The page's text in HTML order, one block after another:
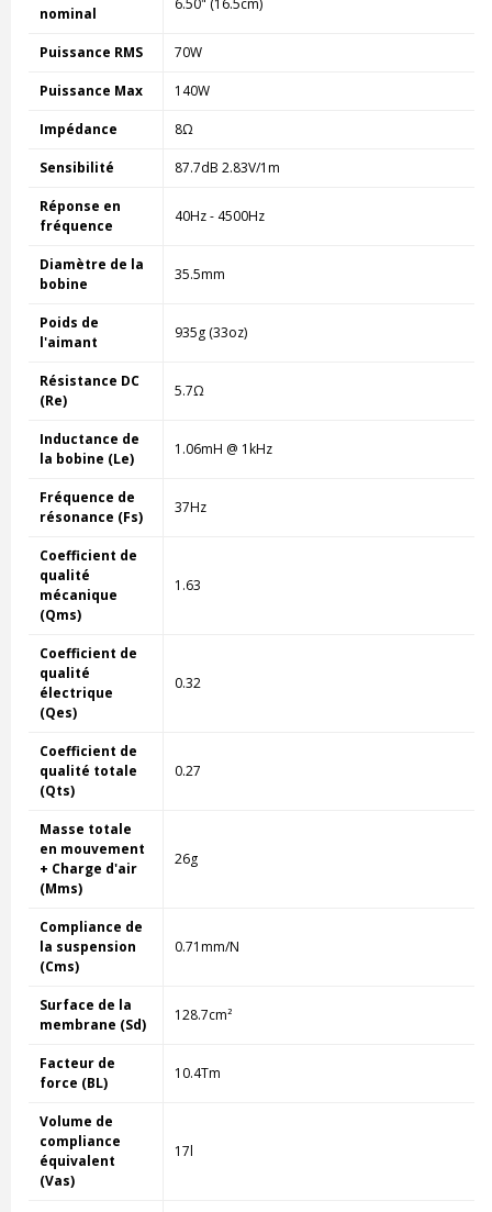
nominal
Puissance RMS 70W
Puissance Max 140W
Impédance 8Ω
Sensibilité 87.7dB 2.83V/1m
Réponse en
fréquence
40Hz - 4500Hz
Diamètre de la
bobine
35.5mm
Poids de
l'aimant
935g (33oz)
Résistance DC
(Re)
5.7Ω
Inductance de
la bobine (Le)
1.06mH @ 1kHz
Fréquence de
résonance (Fs)
37Hz
Coefficient de
qualité
mécanique
(Qms)
1.63
Coefficient de
qualité
électrique
(Qes)
0.32
Coefficient de
qualité totale
(Qts)
0.27
Masse totale
en mouvement
+ Charge d'air
(Mms)
26g
Compliance de
la suspension
(Cms)
0.71mm/N
Surface de la
membrane (Sd)
128.7cm²
Facteur de
force (BL)
10.4Tm
Volume de
compliance
équivalent
(Vas)
17l